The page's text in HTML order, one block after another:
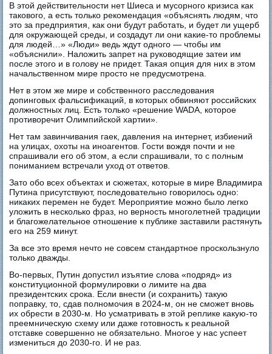
В этой действительности нет Шиеса и мусорного кризиса как
такового, а есть только рекомендация «объяснять людям, что
это за предприятия, как они будут работать, и будет ли ущерб
для окружающей среды, и создадут ли они какие-то проблемы
для людей…» «Люди» ведь ждут одного — чтобы им
«объяснили». Наложить запрет на руководящие затеи им
после этого и в голову не придет. Такая опция для них в этом
начальственном мире просто не предусмотрена.
Нет в этом же мире и собственного расследования
допинговых фальсификаций, в которых обвиняют российских
должностных лиц. Есть только «решение WADA, которое
противоречит Олимпийской хартии».
Нет там завинчивания гаек, давления на интернет, избиений
на улицах, охоты на иноагентов. Гости вождя почти и не
спрашивали его об этом, а если спрашивали, то с полным
пониманием встречали уход от ответов.
Зато обо всех объектах и сюжетах, которые в мире Владимира
Путина присутствуют, последовательно говорилось одно:
никаких перемен не будет. Мероприятие можно было легко
уложить в несколько фраз, но верность многолетней традиции
и благожелательное отношение к публике заставили растянуть
его на 259 минут.
За все это время нечто не совсем стандартное проскользнуло
только дважды.
Во-первых, Путин допустил изъятие слова «подряд» из
конституционной формулировки о лимите на два
президентских срока. Если внести (и сохранить) такую
поправку, то, сдав полномочия в 2024-м, он не сможет вновь
их обрести в 2030-м. Но усматривать в этой реплике какую-то
преемническую схему или даже готовность к реальной
отставке совершенно не обязательно. Многое у нас успеет
измениться до 2030-го. И не раз.